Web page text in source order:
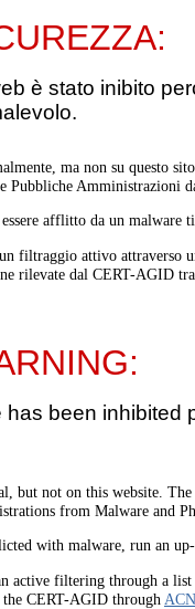
è stato inibito
ma non su questo
Amministrazioni
afflitto da un
filtraggio attivo
rilevate dal CERT-AGID
been
but not on this website.
from Malware and
with malware, run an
active filtering through a
the CERT-AGID through